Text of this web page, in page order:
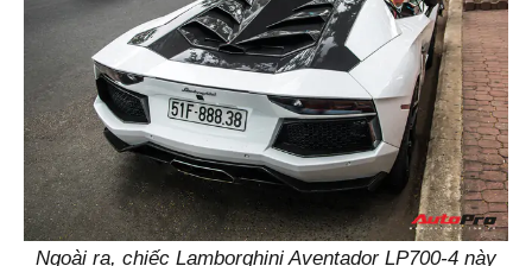
Ngoài ra, chiếc Lamborghini Aventador LP700-4 này